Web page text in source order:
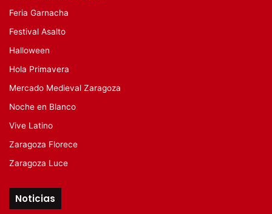
Feria Garnacha
Festival Asalto
Halloween
Hola Primavera
Mercado Medieval Zaragoza
Noche en Blanco
Vive Latino
Zaragoza Florece
Zaragoza Luce
Noticias